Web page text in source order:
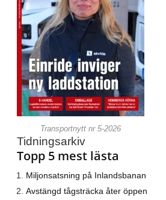
Transportnytt nr 5-2026
Tidningsarkiv
Topp 5 mest lästa
Miljonsatsning på Inlandsbanan
Avstängd tågsträcka åter öppen